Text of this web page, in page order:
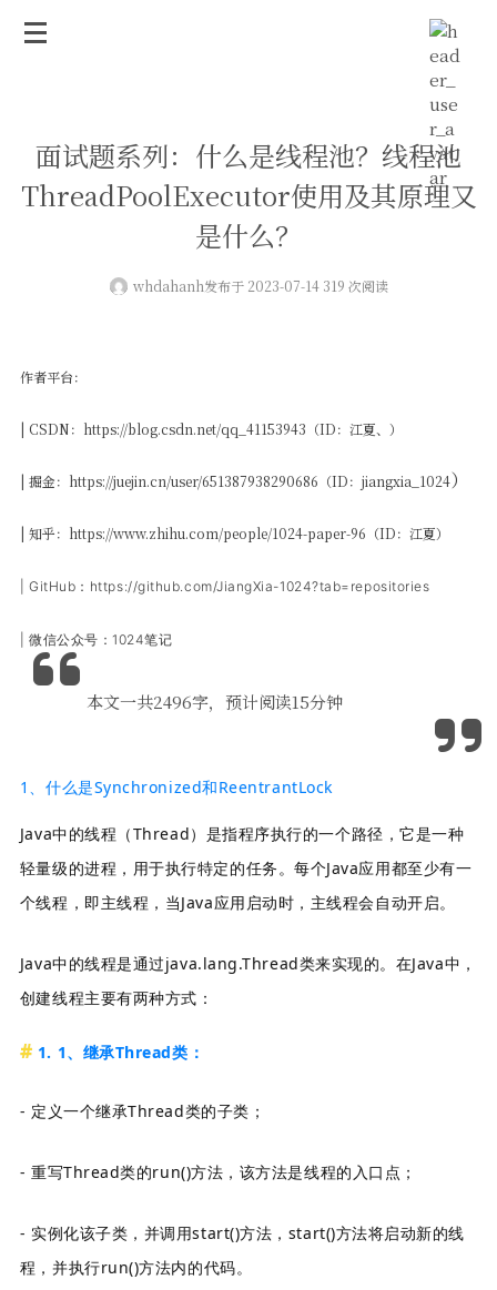
面试题系列：什么是线程池？线程池
ThreadPoolExecutor使用及其原理又
是什么？
whdahanh发布于 2023-07-14 319 次阅读
作者平台：
| CSDN：https://blog.csdn.net/qq_41153943（ID：江夏、）
| 掘金：https://juejin.cn/user/651387938290686（ID： jiangxia_1024）
| 知乎：https://www.zhihu.com/people/1024-paper-96（ID： 江夏）
| GitHub：https://github.com/JiangXia-1024?tab=repositories
| 微信公众号：1024笔记
本文一共2496字，预计阅读15分钟
1、什么是Synchronized和ReentrantLock
Java中的线程（Thread）是指程序执行的一个路径，它是一种
轻量级的进程，用于执行特定的任务。每个Java应用都至少有一
个线程，即主线程，当Java应用启动时，主线程会自动开启。
Java中的线程是通过java.lang.Thread类来实现的。在Java中，
创建线程主要有两种方式：
1. 1、继承Thread类：
- 定义一个继承Thread类的子类；
- 重写Thread类的run()方法，该方法是线程的入口点；
- 实例化该子类，并调用start()方法，start()方法将启动新的线
程，并执行run()方法内的代码。